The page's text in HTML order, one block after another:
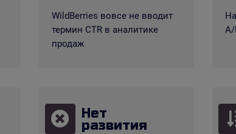
WildBerries вовсе не вводит
термин CTR в аналитике
продаж
А/
Нет
развития